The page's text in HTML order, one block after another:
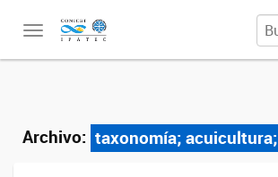
Toggle
Archivo: taxonomía; acuicultura;